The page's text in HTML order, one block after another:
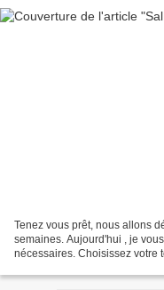
Tenez vous prêt, nous allons
semaines. Aujourd'hui , je
nécessaires. Choisissez votre